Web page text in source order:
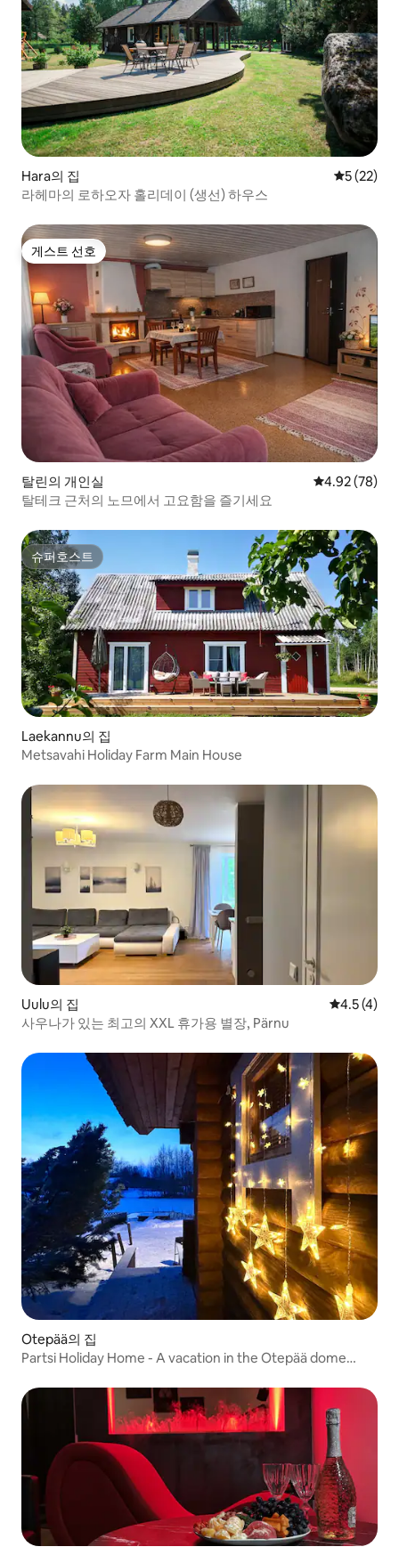
Hara의 집 평점 5점
5 (22)
라헤마의 로하오자 홀리데이 (생선) 하우스
게스트 선호
게스트 선호
탈린의 개인실 평점 4.92점(5
4.92 (78)
탈테크 근처의 노므에서 고요함을 즐기세요
슈퍼호스트
슈퍼호스트
Laekannu의 집
Metsavahi Holiday Farm Main House
Uulu의 집 평점 4.5점
4.5 (4)
사우나가 있는 최고의 XXL 휴가용 별장, Pärnu
Otepää의 집
Partsi Holiday Home - A vacation in the Otepää dome